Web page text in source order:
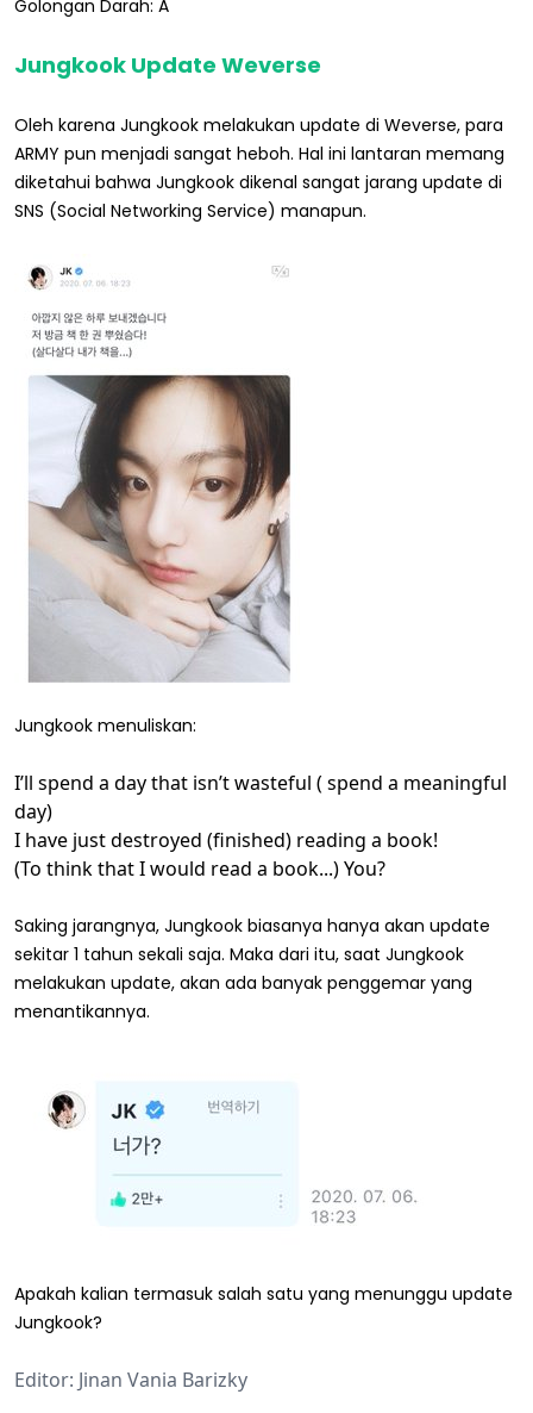
Golongan Darah: A
Jungkook Update Weverse
Oleh karena Jungkook melakukan update di Weverse, para
ARMY pun menjadi sangat heboh. Hal ini lantaran memang
diketahui bahwa Jungkook dikenal sangat jarang update di
SNS (Social Networking Service) manapun.
Jungkook menuliskan:
I’ll spend a day that isn’t wasteful ( spend a meaningful
day)
I have just destroyed (finished) reading a book!
(To think that I would read a book...) You?
Saking jarangnya, Jungkook biasanya hanya akan update
sekitar 1 tahun sekali saja. Maka dari itu, saat Jungkook
melakukan update, akan ada banyak penggemar yang
menantikannya.
Apakah kalian termasuk salah satu yang menunggu update
Jungkook?
Editor: Jinan Vania Barizky